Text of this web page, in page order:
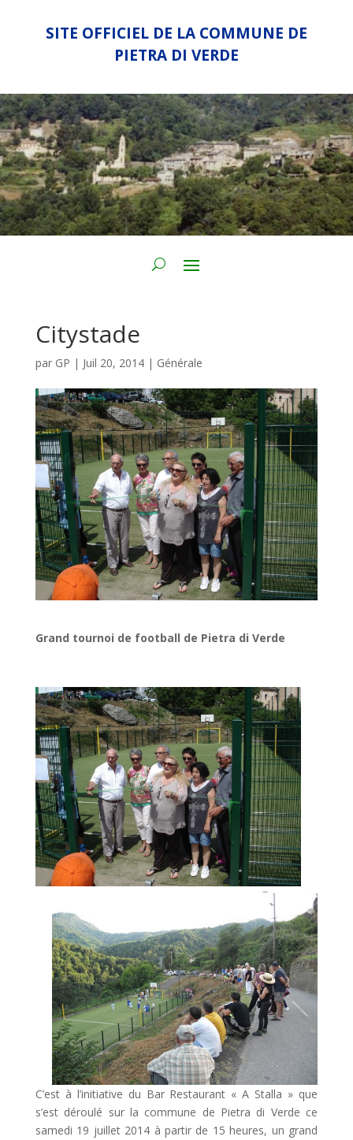
SITE OFFICIEL DE LA COMMUNE DE
PIETRA DI VERDE
Citystade
par GP | Juil 20, 2014| Générale
Grand tournoi de football de Pietra di Verde
C’est à l’initiative du Bar Restaurant « A Stalla » que
s’est déroulé sur la commune de Pietra di Verde ce
samedi 19 juillet 2014 à partir de 15 heures, un grand